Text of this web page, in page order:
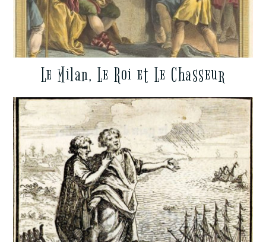
Le Milan, Le Roi et Le Chasseur